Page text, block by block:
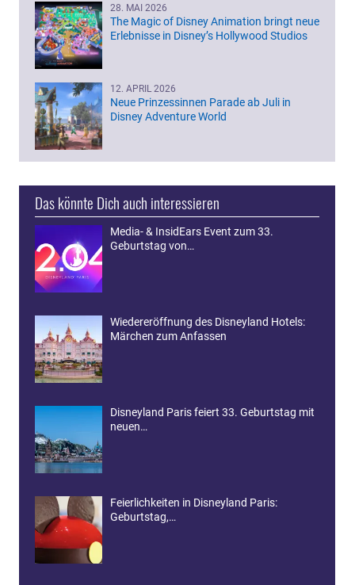
28. MAI 2026
The Magic of Disney Animation bringt neue
Erlebnisse in Disney’s Hollywood Studios
12. APRIL 2026
Neue Prinzessinnen Parade ab Juli in
Disney Adventure World
Das könnte Dich auch interessieren
Media- & InsidEars Event zum 33.
Geburtstag von…
Wiedereröffnung des Disneyland Hotels:
Märchen zum Anfassen
Disneyland Paris feiert 33. Geburtstag mit
neuen…
Feierlichkeiten in Disneyland Paris:
Geburtstag,…